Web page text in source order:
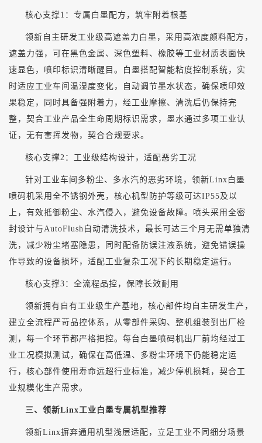
核心支撑 1：专属白墨配方，筑牢附着根基
领新自主研发工业级高遮盖力白墨，采用高浓度颜料配方，
遮盖力强，可在黑色金属、深色塑料、橡胶等工业材质表面快
速显色，喷印标识清晰醒目。白墨搭配智能粘度控制系统，实
时适应工业车间温湿度变化，自动调节墨水状态，确保喷印效
果稳定，同时具备强附着力，经工业摩擦、清洗后仍保持完
整，契合工业产品全生命周期标识需求，墨水通过多项工业认
证，无有害挥发物，契合合规要求。
核心支撑 2：工业级结构设计，适配恶劣工况
针对工业车间多粉尘、多水汽的恶劣环境，领新Linx白墨
喷码机采用全不锈钢外壳，核心机型防护等级可达IP55及以
上，有效抵御粉尘、水汽侵入，避免设备故障。喷头采用全密
封设计与AutoFlush自动清洗技术，最长可达三个月无需单独清
洗，减少粉尘堵塞隐患，同时配备防误注液系统，避免错误操
作导致的设备损坏，适配工业复杂工况下的长期稳定运行。
核心支撑3：全流程品控，保障长效耐用
领新拥有自有工业级生产基地，核心部件均自主研发生产，
建立全流程严苛品控体系，从零部件采购、整机组装到出厂检
测，每一个环节都严格把控。每台白墨喷码机出厂前均经过工
业工况模拟测试，确保在高低温、多粉尘环境下仍能稳定运
行，核心部件使用寿命远超行业标准，减少停机损耗，契合工
业规模化生产需求。
三、领新Linx工业白墨专属机型推荐
领新Linx摒弃通用机型浅层适配，立足工业不同细分场景